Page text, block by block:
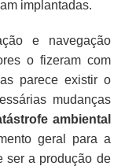
implantadas.
e navegação
o fizeram com
parece existir o
mudanças
ambiental
geral para a
ser a produção de